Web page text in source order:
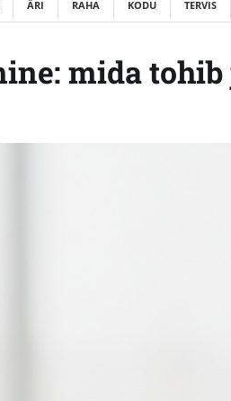
ÄRI RAHA KODU TERVIS
mida